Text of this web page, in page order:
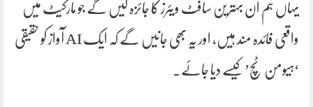
یہاں ہم ان بہترین سافٹ ویئرز کا جائزہ لیں گے جو مارکیٹ میں
واقعی فائدہ مند ہیں، اور یہ بھی جانیں گے کہ ایک AI آواز کو حقیقی
‘ہیومن ٹچ’ کیسے دیا جائے۔